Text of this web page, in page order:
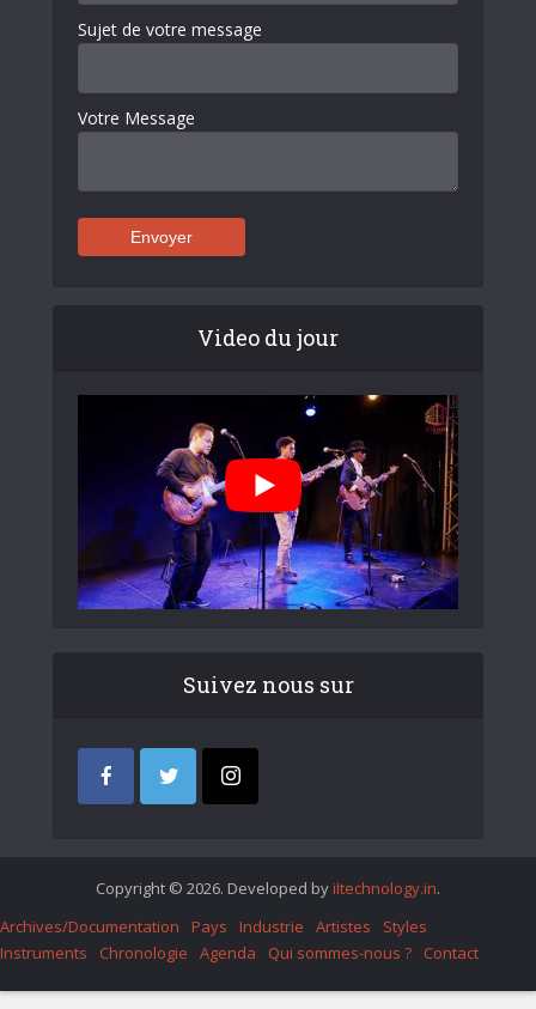
Sujet de votre message
Votre Message
Video du jour
Suivez nous sur
Copyright © 2026. Developed by iItechnology.in.
Archives/Documentation
Pays Industrie Artistes
Styles
Instruments
Chronologie Agenda Qui sommes-nous ? Contact